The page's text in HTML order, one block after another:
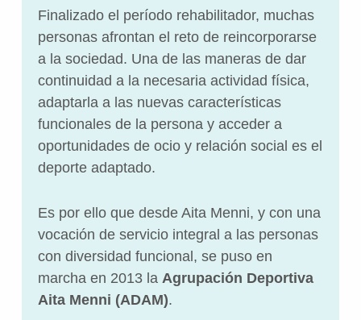
Finalizado el período rehabilitador, muchas
personas afrontan el reto de reincorporarse
a la sociedad. Una de las maneras de dar
continuidad a la necesaria actividad física,
adaptarla a las nuevas características
funcionales de la persona y acceder a
oportunidades de ocio y relación social es el
deporte adaptado.
Es por ello que desde Aita Menni, y con una
vocación de servicio integral a las personas
con diversidad funcional, se puso en
marcha en 2013 la Agrupación Deportiva
Aita Menni (ADAM).